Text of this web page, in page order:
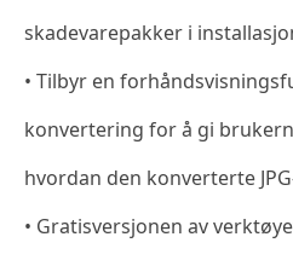
skadevarepakker i
• Tilbyr en
konvertering for å gi
hvordan den konverterte
• Gratisversjonen av